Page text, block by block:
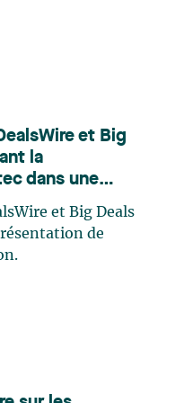
de mener à bien
qui a eu lieu au
Intercontinentale
et Big
la
dans une
et Big Deals
de